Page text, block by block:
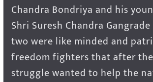
Chandra Bondriya and his
Shri Suresh Chandra
two were like minded and
freedom fighters that after
struggle wanted to help the